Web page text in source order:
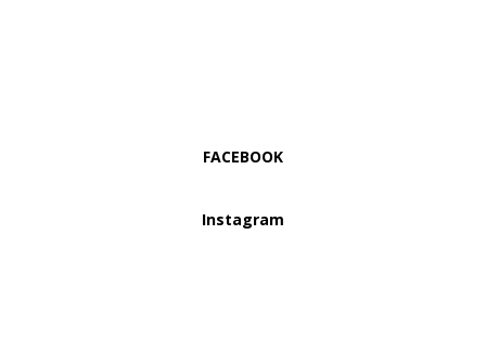
FACEBOOK
Instagram